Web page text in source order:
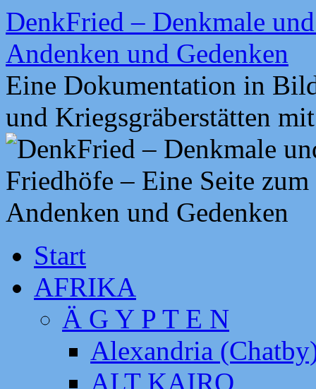
Zum
Inhalt
springen
DenkFried – Denkmale
Andenken und Gedenken
Eine Dokumentation in
und Kriegsgräberstätten
Start
AFRIKA
Ä G Y P T E N
Alexandria
ALT KAIRO